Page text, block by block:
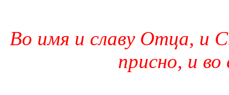
Во имя и славу Отца, и
присно, и во